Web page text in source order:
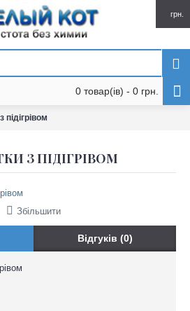
грн.
0 товар(ів) - 0 грн.
підігрівом
З ПІДІГРІВОМ
Збільшити
Відгуків (0)